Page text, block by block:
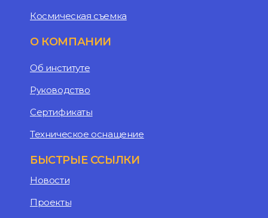
Космическая съемка
О КОМПАНИИ
Об институте
Руководство
Сертификаты
Техническое оснащение
БЫСТРЫЕ ССЫЛКИ
Новости
Проекты